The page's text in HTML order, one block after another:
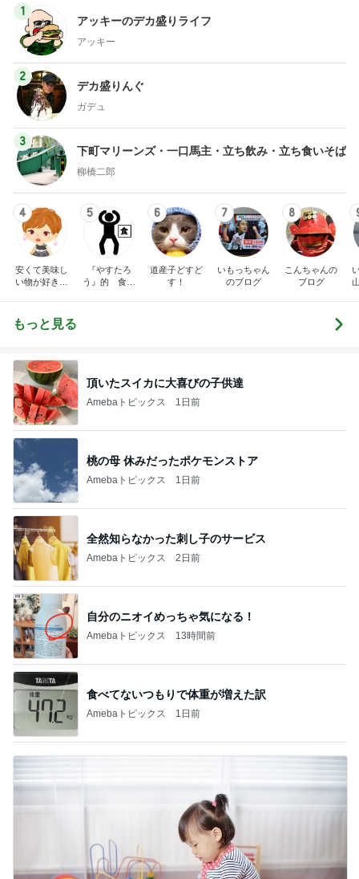
1
アッキーのデカ盛りライフ
アッキー
2
デカ盛りんぐ
ガデュ
3
下町マリーンズ・一口馬主・立ち飲み・立ち食いそば
柳橋二郎
4
安くて美味し
い物が好き☆
5
『やすたろ
う』的 食の
6
道産子どすど
す！
7
いもっちゃん
のブログ
8
こんちゃんの
ブログ
もっと見る
頂いたスイカに大喜びの子供達
Amebaトピックス 1日前
桃の母 休みだったポケモンストア
Amebaトピックス 1日前
全然知らなかった刺し子のサービス
Amebaトピックス 2日前
自分のニオイめっちゃ気になる！
Amebaトピックス 13時間前
食べてないつもりで体重が増えた訳
Amebaトピックス 1日前